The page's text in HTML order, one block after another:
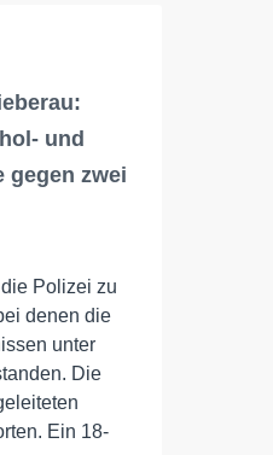
und
gegen zwei
Polizei zu
denen die
unter
Die
Ein 18-